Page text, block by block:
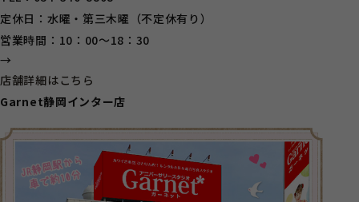
定休日：水曜・第三木曜（不定休有り）
営業時間：10：00～18：30
→
店舗詳細はこちら
Garnet静岡インター店